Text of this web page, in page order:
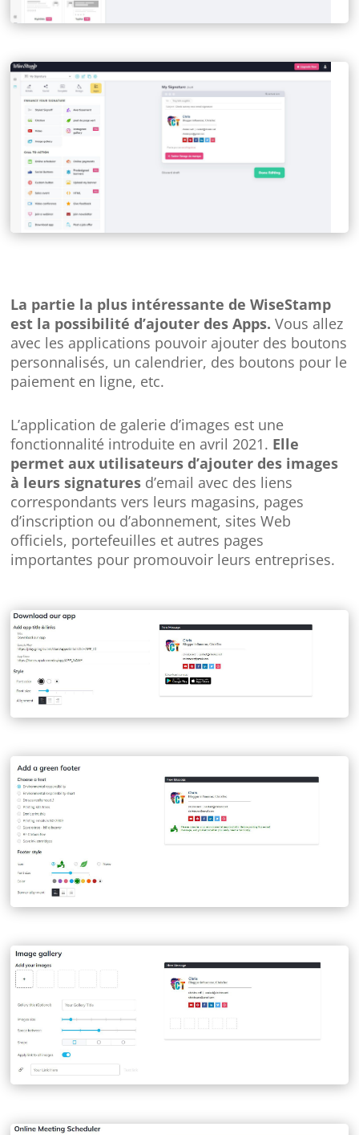
La partie la plus intéressante de WiseStamp
est la possibilité d’ajouter des Apps. Vous allez
avec les applications pouvoir ajouter des boutons
personnalisés, un calendrier, des boutons pour le
paiement en ligne, etc.
L’application de galerie d’images est une
fonctionnalité introduite en avril 2021. Elle
permet aux utilisateurs d’ajouter des images
à leurs signatures d’email avec des liens
correspondants vers leurs magasins, pages
d’inscription ou d’abonnement, sites Web
officiels, portefeuilles et autres pages
importantes pour promouvoir leurs entreprises.